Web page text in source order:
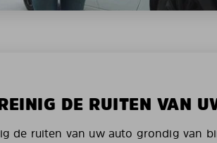
DE RUITEN VAN
de ruiten van uw auto grondig van